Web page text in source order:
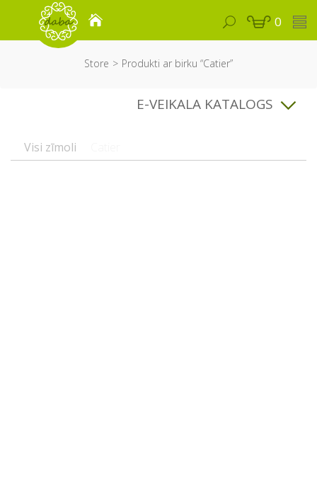
0
Store Produkti ar birku “Catier”
E-VEIKALA KATALOGS
Visi zīmoli